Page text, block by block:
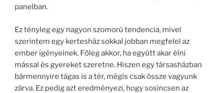
panelban.
Ez tényleg egy nagyon szomorú tendencia, mivel
szerintem egy kertesház sokkal jobban megfelel az
ember igényeinek. Főleg akkor, ha együtt akar élni
mással és gyereket szeretne. Hiszen egy társasházban
bármennyire tágas is a tér, mégis csak össze vagyunk
zárva. Ez pedig azt eredményezi, hogy sosincsen az